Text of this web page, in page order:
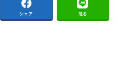
シェア 送る